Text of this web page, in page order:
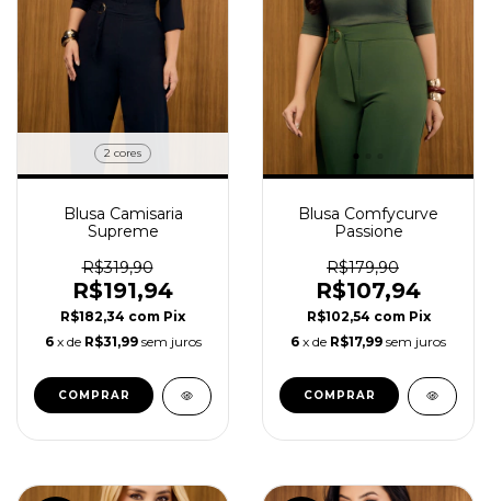
2 cores
Blusa Camisaria
Supreme
R$319,90
R$191,94
R$182,34 com Pix
6 x de R$31,99 sem juros
COMPRAR
Blusa Comfycurve
Passione
R$179,90
R$107,94
R$102,54 com Pix
6 x de R$17,99 sem juros
COMPRAR